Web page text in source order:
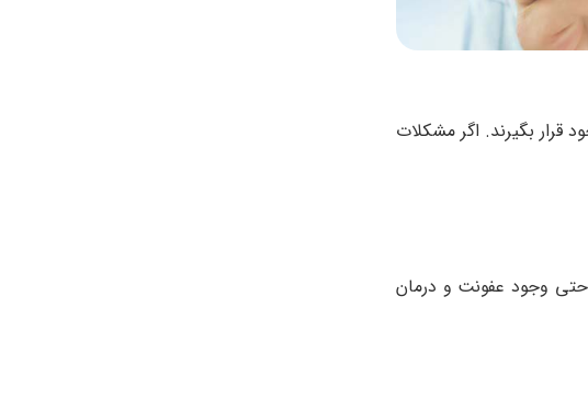
قرار بگیرند. اگر مشکلات
حتی وجود عفونت و درمان